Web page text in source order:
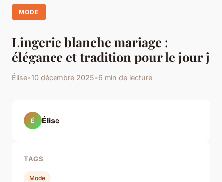
MODE
Lingerie blanche mariage :
élégance et tradition pour le jour j
Élise•10 décembre 2025•6 min de lecture
É Élise
TAGS
Mode